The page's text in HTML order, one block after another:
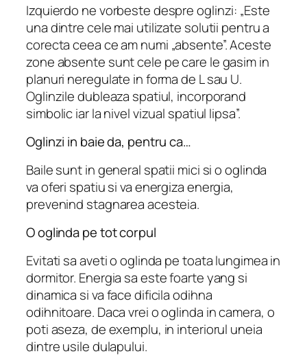
Izquierdo ne vorbeste despre oglinzi: „Este
una dintre cele mai utilizate solutii pentru a
corecta ceea ce am numi „absente”. Aceste
zone absente sunt cele pe care le gasim in
planuri neregulate in forma de L sau U.
Oglinzile dubleaza spatiul, incorporand
simbolic iar la nivel vizual spatiul lipsa”.
Oglinzi in baie da, pentru ca…
Baile sunt in general spatii mici si o oglinda
va oferi spatiu si va energiza energia,
prevenind stagnarea acesteia.
O oglinda pe tot corpul
Evitati sa aveti o oglinda pe toata lungimea in
dormitor. Energia sa este foarte yang si
dinamica si va face dificila odihna
odihnitoare. Daca vrei o oglinda in camera, o
poti aseza, de exemplu, in interiorul uneia
dintre usile dulapului.